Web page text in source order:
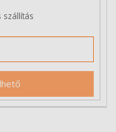
szállítás